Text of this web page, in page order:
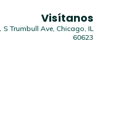
Visítanos
S Trumbull Ave, Chicago, IL
60623